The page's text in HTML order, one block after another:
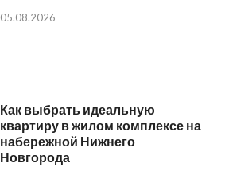
05.08.2026
Как выбрать идеальную
квартиру в жилом комплексе на
набережной Нижнего
Новгорода